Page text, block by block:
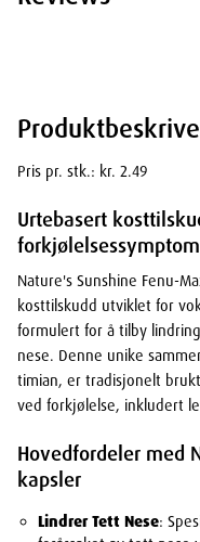
Pris pr. stk.: kr. 2.49
Urtebasert
Nature's Sunshine Fenu-
kosttilskudd utviklet for
formulert for å tilby
nese. Denne unike
timian, er tradisjonelt
ved forkjølelse, inkludert
Hovedfordeler med
kapsler
Lindrer Tett Nese: